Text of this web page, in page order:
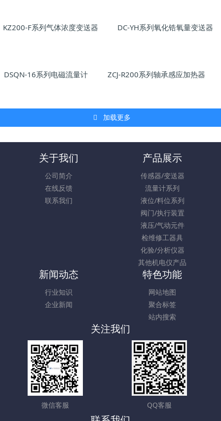
KZ200-F系列气体浓度变送器 DC-YH系列氧化锆氧量变送器
DSQN-16系列电磁流量计 ZCJ-R200系列轴承感应加热器
加载更多
关于我们
公司简介
在线反馈
联系我们
产品展示
传感器/变送器
流量计系列
液位/料位系列
阀门/执行装置
液压/气动元件
检维修工器具
化验/分析仪器
其他机电仪产品
新闻动态
行业知识
企业新闻
特色功能
网站地图
聚合标签
站内搜索
关注我们
微信客服 QQ客服